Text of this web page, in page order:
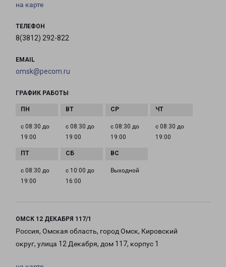
на карте
ТЕЛЕФОН
8(3812) 292-822
EMAIL
omsk@pecom.ru
ГРАФИК РАБОТЫ
с 08:30 до
19:00
с 08:30 до
19:00
с 08:30 до
19:00
с 08:30 до
19:00
с 08:30 до
19:00
с 10:00 до
16:00
Выходной
ОМСК 12 ДЕКАБРЯ 117/1
Россия, Омская область, город Омск, Кировский
округ, улица 12 Декабря, дом 117, корпус 1